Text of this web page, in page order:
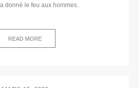
donné le feu aux hommes.
READ MORE